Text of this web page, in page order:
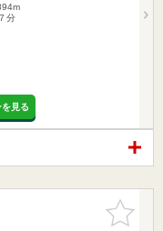
分
見る
お気に入
りに追加